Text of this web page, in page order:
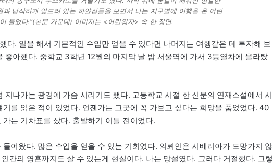
과 납작하게 엎드려 있는 하얀집들을 보면서 나는 지구별에 여행을 온 어린
들었다.”(본문 가운데) 이미지는 <어린왕자> 속 한 장면.
다. 일을 해서 기본적인 수입만 얻을 수 있다면 나머지는 여행같은 데 투자해 보
좋아했다. 중학교 3학년 12월의 마지막 날 밤 서울역에 가서 3등열차에 올라탔
나가는 광경에 가슴 시리기도 했다. 고등학교 시절 한 신문의 연재소설에서 시
를 읽은 적이 있었다. 언젠가는 그곳에 꼭 가보고 싶다는 희망을 품었었다. 40
는 기차표를 샀다. 출발하기 이틀 전이었다.
어왔다. 많은 수입을 얻을 수 있는 기회였다. 의뢰인은 시베리아가 도망가지 않
간의 영혼까지도 살 수 있는게 현실이다. 나는 망설였다. 그러다 거절했다. 그렇